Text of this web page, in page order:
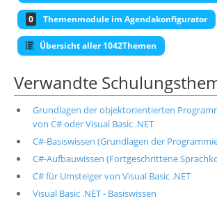
0 Themenmodule im Agendakonfigurator
Übersicht aller 1042Themen
Verwandte
Grundlagen der objektorientierten
von C# oder Visual Basic .NET
C#-Basiswissen (Grundlagen der
C#-Aufbauwissen (Fortgeschrittene
C# für Umsteiger von Visual Basic .NET
Visual Basic .NET - Basiswissen